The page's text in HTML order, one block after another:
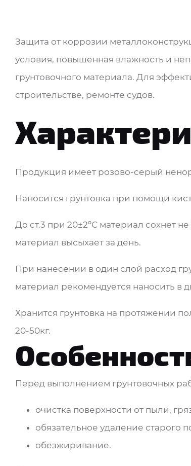
Защита от коррозии
условия, повышенная влажность и
грунтовочного материала. Для
строительстве, ремонте судов.
Продукция имеет розово-серый
Наносится грунтовка при помощи
До ст.3 при 20±2ºС материал сохнет
материал высыхает за день.
При нанесении в один слой расход
материал рекомендуется наносить в
Хранится грунтовка на протяжении
20-50кг.
Перед выполнением грунтовочных
очистка поверхности от пыли,
обязательное удаление старого
обезжиривание.